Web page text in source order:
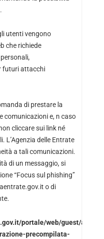
utenti vengono
che richiede
futuri attacchi
di prestare la
comunicazioni e, n caso
cliccare sui link né
L’Agenzia delle Entrate
a tali comunicazioni.
di un messaggio, si
“Focus sul phishing”
o di
portale/web/guest/avviso-
precompilata-